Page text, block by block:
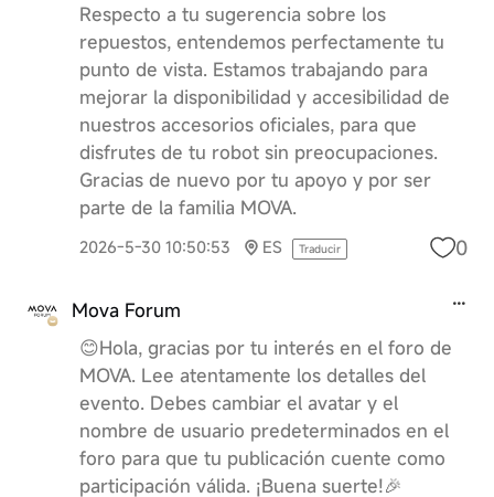
Respecto a tu sugerencia sobre los
repuestos, entendemos perfectamente tu
punto de vista. Estamos trabajando para
mejorar la disponibilidad y accesibilidad de
nuestros accesorios oficiales, para que
disfrutes de tu robot sin preocupaciones.
Gracias de nuevo por tu apoyo y por ser
parte de la familia MOVA.
2026-5-30 10:50:53 ES Traducir 0
Mova Forum
😊Hola, gracias por tu interés en el foro de
MOVA. Lee atentamente los detalles del
evento. Debes cambiar el avatar y el
nombre de usuario predeterminados en el
foro para que tu publicación cuente como
participación válida. ¡Buena suerte!🎉